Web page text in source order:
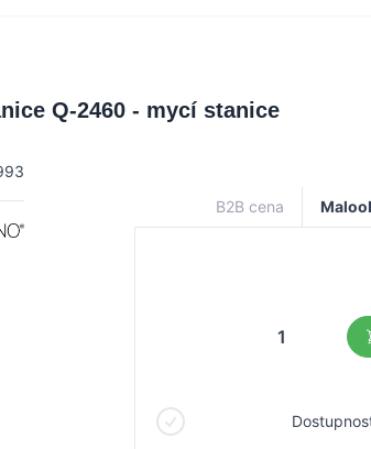
Q-2460 - mycí stanice
B2B cena